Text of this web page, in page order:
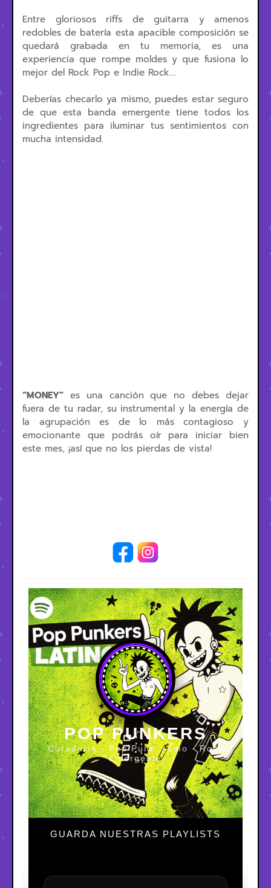
Entre gloriosos riffs de guitarra y amenos
redobles de batería esta apacible composición se
quedará grabada en tu memoria, es una
experiencia que rompe moldes y que fusiona lo
mejor del Rock Pop e Indie Rock....
Deberías checarlo ya mismo, puedes estar seguro
de que esta banda emergente tiene todos los
ingredientes para iluminar tus sentimientos con
mucha intensidad.
“MONEY” es una canción que no debes dejar
fuera de tu radar, su instrumental y la energía de
la agrupación es de lo más contagioso y
emocionante que podrás oír para iniciar bien
este mes, ¡así que no los pierdas de vista!
POP PUNKERS
Curaduría · Pop Punk · Emo · Rock
Emergente
GUARDA NUESTRAS PLAYLISTS